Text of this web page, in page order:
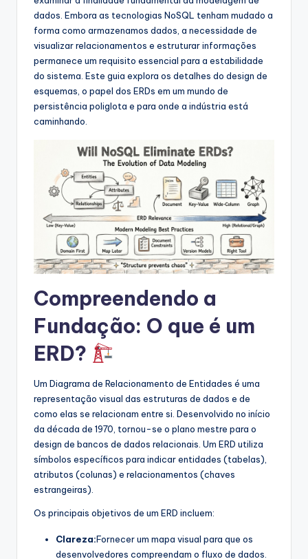
S
w
U
p
d
dados. Embora as tecnologias NoSQL tenham mudado a
forma como armazenamos dados, a necessidade de
visualizar relacionamentos e estruturar informações
permanece um requisito essencial para a estabilidade
do sistema. Este guia explora os detalhes do design de
esquemas, o papel dos ERDs em um mundo de
persistência poliglota e para onde a indústria está
caminhando.
Compreendendo a
Fundação: O que é um
ERD?
Um Diagrama de Relacionamento de Entidades é uma
representação visual das estruturas de dados e de
como elas se relacionam entre si. Desenvolvido no início
da década de 1970, tornou-se o plano mestre para o
design de bancos de dados relacionais. Um ERD utiliza
símbolos específicos para indicar entidades (tabelas),
atributos (colunas) e relacionamentos (chaves
estrangeiras).
Os principais objetivos de um ERD incluem:
Clareza:Fornecer um mapa visual para que os
desenvolvedores compreendam o fluxo de dados.